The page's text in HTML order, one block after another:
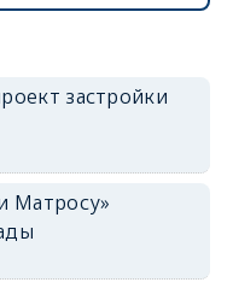
застройки
Матросу»